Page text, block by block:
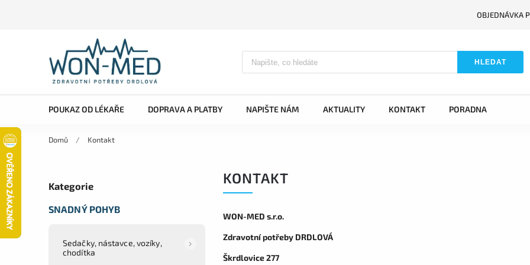
OBJEDNÁVKA
HLEDAT
POUKAZ OD LÉKAŘE DOPRAVA A PLATBY NAPIŠTE NÁM AKTUALITY KONTAKT PORADNA
Domů / Kontakt
Kategorie
SNADNÝ POHYB
Sedačky, nástavce, vozíky,
chodítka
KONTAKT
WON-MED s.r.o.
Zdravotní potřeby DRDLOVÁ
Škrdlovice 277